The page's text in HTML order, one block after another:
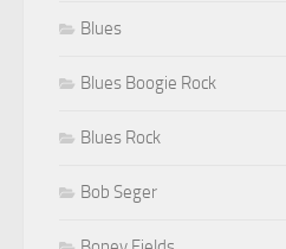
Blues
Blues Boogie Rock
Blues Rock
Bob Seger